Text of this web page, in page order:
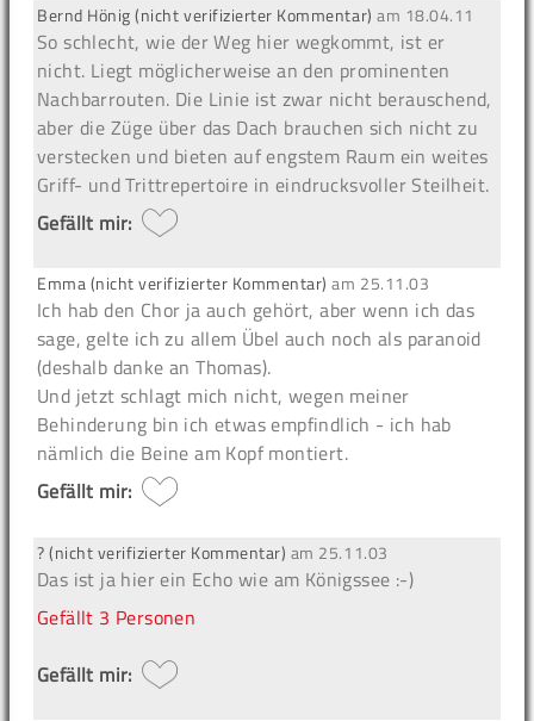
Bernd Hönig (nicht verifizierter Kommentar) am 18.04.11
So schlecht, wie der Weg hier wegkommt, ist er
nicht. Liegt möglicherweise an den prominenten
Nachbarrouten. Die Linie ist zwar nicht berauschend,
aber die Züge über das Dach brauchen sich nicht zu
verstecken und bieten auf engstem Raum ein weites
Griff- und Trittrepertoire in eindrucksvoller Steilheit.
Gefällt mir:
Emma (nicht verifizierter Kommentar) am 25.11.03
Ich hab den Chor ja auch gehört, aber wenn ich das
sage, gelte ich zu allem Übel auch noch als paranoid
(deshalb danke an Thomas).
Und jetzt schlagt mich nicht, wegen meiner
Behinderung bin ich etwas empfindlich - ich hab
nämlich die Beine am Kopf montiert.
Gefällt mir:
? (nicht verifizierter Kommentar) am 25.11.03
Das ist ja hier ein Echo wie am Königssee :-)
Gefällt 3 Personen
Gefällt mir: